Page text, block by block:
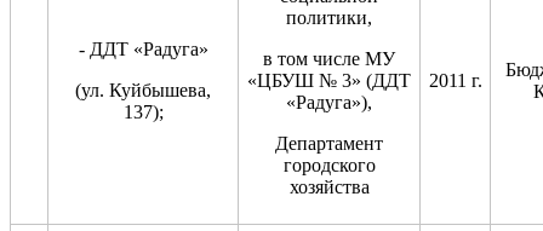
- ДДТ «Радуга»
(ул. Куйбышева,
137);
политики,
в том числе МУ
«ЦБУШ № 3» (ДДТ
«Радуга»),
Департамент
городского
хозяйства
2011 г.